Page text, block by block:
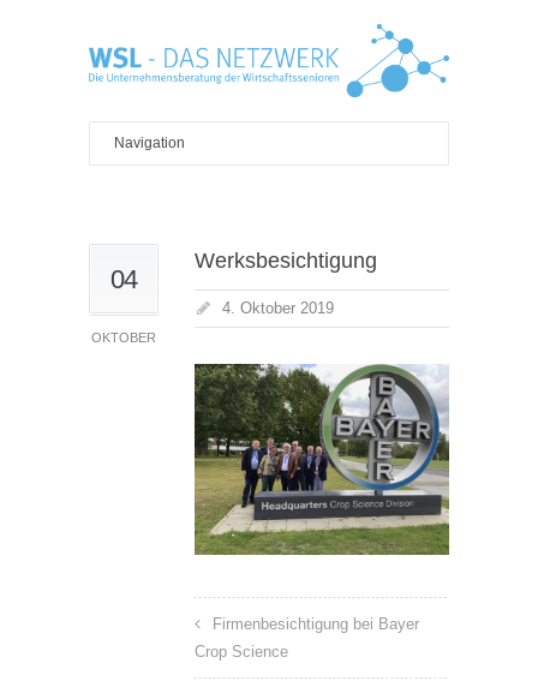
04
OKTOBER
Werksbesichtigung
4. Oktober 2019
Firmenbesichtigung bei Bayer
Crop Science